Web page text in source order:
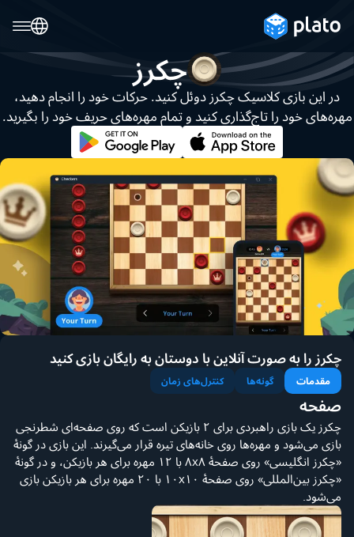
چکرز
در این بازی کلاسیک چکرز دوئل کنید. حرکات خود را انجام دهید،
مهره‌های خود را تاج‌گذاری کنید و تمام مهره‌های حریف خود را بگیرید.
چکرز را به صورت آنلاین با دوستان به رایگان بازی کنید
مقدمات گونه‌ها کنترل‌های زمان
صفحه
چکرز یک بازی راهبردی برای ۲ بازیکن است که روی صفحه‌ای شطرنجی
بازی می‌شود و مهره‌ها روی خانه‌های تیره قرار می‌گیرند. این بازی در گونهٔ
«چکرز انگلیسی» روی صفحهٔ ۸x۸ با ۱۲ مهره برای هر بازیکن، و در گونهٔ
«چکرز بین‌المللی» روی صفحهٔ ۱۰x۱۰ با ۲۰ مهره برای هر بازیکن بازی
می‌شود.